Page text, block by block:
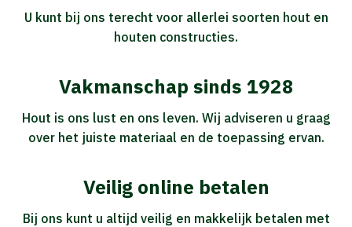
U kunt bij ons terecht voor allerlei soorten hout en
houten constructies.
Vakmanschap sinds 1928
Hout is ons lust en ons leven. Wij adviseren u graag
over het juiste materiaal en de toepassing ervan.
Veilig online betalen
Bij ons kunt u altijd veilig en makkelijk betalen met